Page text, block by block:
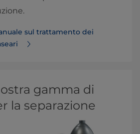
sul trattamento dei
gamma di
la separazione